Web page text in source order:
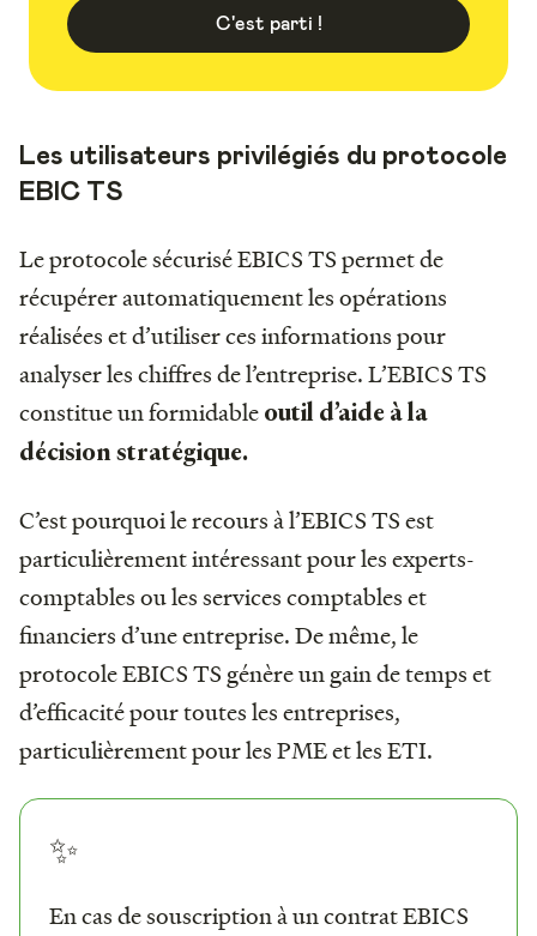
C'est parti !
Les utilisateurs privilégiés du protocole
EBIC TS
Le protocole sécurisé EBICS TS permet de
récupérer automatiquement les opérations
réalisées et d’utiliser ces informations pour
analyser les chiffres de l’entreprise. L’EBICS TS
constitue un formidable outil d’aide à la
décision stratégique.
C’est pourquoi le recours à l’EBICS TS est
particulièrement intéressant pour les experts-
comptables ou les services comptables et
financiers d’une entreprise. De même, le
protocole EBICS TS génère un gain de temps et
d’efficacité pour toutes les entreprises,
particulièrement pour les PME et les ETI.
✨
En cas de souscription à un contrat EBICS